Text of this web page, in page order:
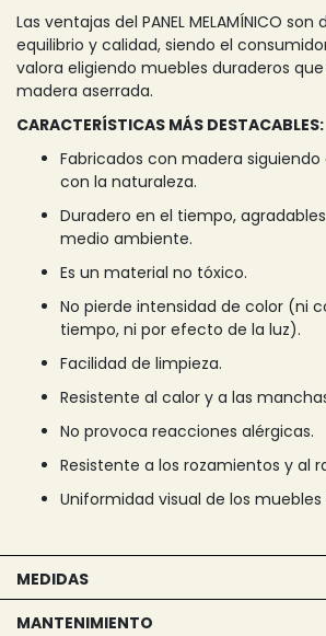
Las ventajas del PANEL MELAMÍNICO
equilibrio y calidad, siendo el
valora eligiendo muebles duraderos
madera aserrada.
CARACTERÍSTICAS MÁS DESTACABLES:
Fabricados con madera
con la naturaleza.
Duradero en el tiempo,
medio ambiente.
Es un material no tóxico.
No pierde intensidad de color (ni
tiempo, ni por efecto de la luz).
Facilidad de limpieza.
Resistente al calor y a las
No provoca reacciones alérgicas.
Resistente a los rozamientos y al
Uniformidad visual de los
MEDIDAS
MANTENIMIENTO